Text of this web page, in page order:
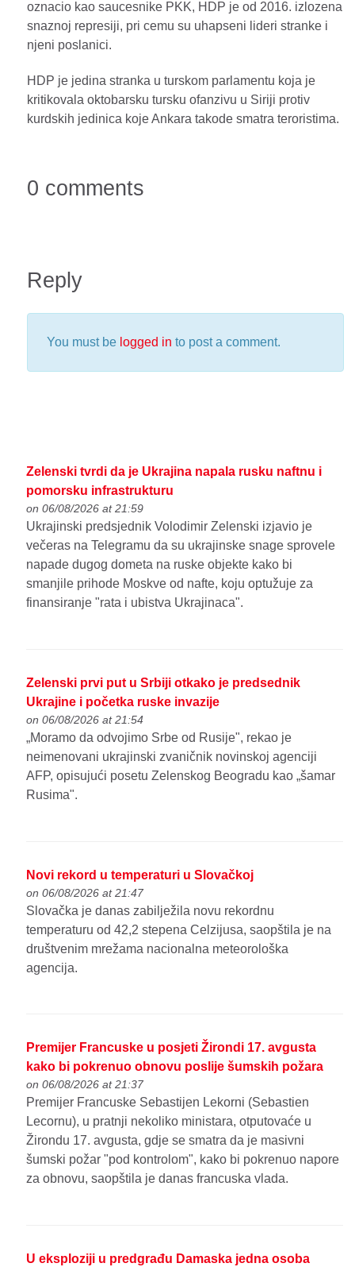
oznacio kao saucesnike PKK, HDP je od 2016. izlozena
snaznoj represiji, pri cemu su uhapseni lideri stranke i
njeni poslanici.
HDP je jedina stranka u turskom parlamentu koja je
kritikovala oktobarsku tursku ofanzivu u Siriji protiv
kurdskih jedinica koje Ankara takode smatra teroristima.
0 comments
Reply
You must be logged in to post a comment.
Zelenski tvrdi da je Ukrajina napala rusku naftnu i
pomorsku infrastrukturu
on 06/08/2026 at 21:59
Ukrajinski predsjednik Volodimir Zelenski izjavio je
večeras na Telegramu da su ukrajinske snage sprovele
napade dugog dometa na ruske objekte kako bi
smanjile prihode Moskve od nafte, koju optužuje za
finansiranje "rata i ubistva Ukrajinaca".
Zelenski prvi put u Srbiji otkako je predsednik
Ukrajine i početka ruske invazije
on 06/08/2026 at 21:54
„Moramo da odvojimo Srbe od Rusije", rekao je
neimenovani ukrajinski zvaničnik novinskoj agenciji
AFP, opisujući posetu Zelenskog Beogradu kao „šamar
Rusima".
Novi rekord u temperaturi u Slovačkoj
on 06/08/2026 at 21:47
Slovačka je danas zabilježila novu rekordnu
temperaturu od 42,2 stepena Celzijusa, saopštila je na
društvenim mrežama nacionalna meteorološka
agencija.
Premijer Francuske u posjeti Žirondi 17. avgusta
kako bi pokrenuo obnovu poslije šumskih požara
on 06/08/2026 at 21:37
Premijer Francuske Sebastijen Lekorni (Sebastien
Lecornu), u pratnji nekoliko ministara, otputovaće u
Žirondu 17. avgusta, gdje se smatra da je masivni
šumski požar "pod kontrolom", kako bi pokrenuo napore
za obnovu, saopštila je danas francuska vlada.
U eksploziji u predgrađu Damaska jedna osoba